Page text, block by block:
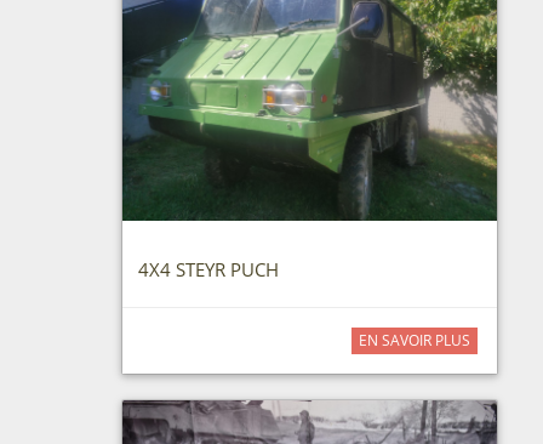
4X4 STEYR PUCH
EN SAVOIR PLUS